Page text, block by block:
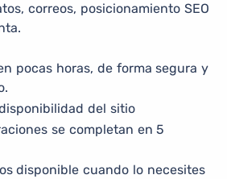
correos, posicionamiento SEO
pocas horas, de forma segura y
del sitio
se completan en 5
disponible cuando lo necesites